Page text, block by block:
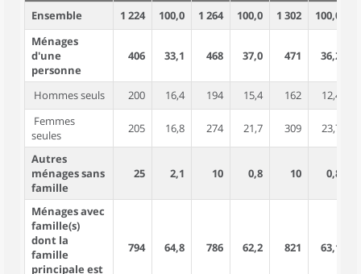
Ensemble
1 224 100,0 1 264 100,0 1 302 100,0
Ménages
d'une
personne
406 33,1 468 37,0 471 36,2
Hommes seuls 200 16,4 194 15,4 162
12,4
Femmes
seules
205 16,8 274 21,7 309 23,7
Autres
ménages sans
famille
25 2,1 10 0,8 10 0,8
Ménages avec
famille(s)
dont la
famille
principale est
794 64,8 786 62,2 821 63,1